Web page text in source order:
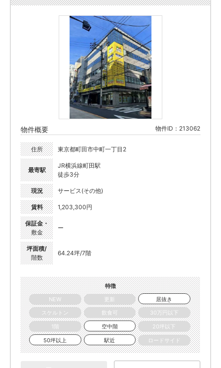
物件概要 物件ID：213062
住所 東京都町田市中町一丁目2
最寄駅
JR横浜線町田駅
徒歩3分
現況 サービス(その他)
賃料 1,203,300円
保証金・
敷金
ー
坪面積/
階数
64.24坪/7階
特徴
NEW
更新
居抜き
スケルトン
飲食可
30万円以下
1階
空中階
20坪以下
50坪以上
駅近 ロードサイド